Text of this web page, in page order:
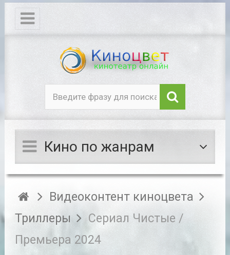
Кино по жанрам
Видеоконтент киноцвета
Триллеры
Сериал Чистые /
Премьера 2024